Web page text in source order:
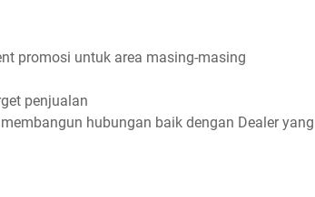
promosi untuk area masing-masing
penjualan
hubungan baik dengan Dealer